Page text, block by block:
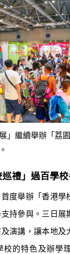
」繼續舉辦「荔
禮」過百學
度舉辦「香港學
持參與。三日展
演講，讓本地及
校的特色及辦學